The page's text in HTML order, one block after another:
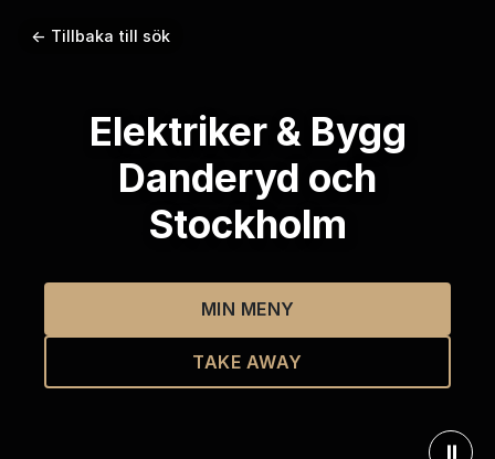
← Tillbaka till sök
Elektriker & Bygg
Danderyd och
Stockholm
MIN MENY
TAKE AWAY
⏸